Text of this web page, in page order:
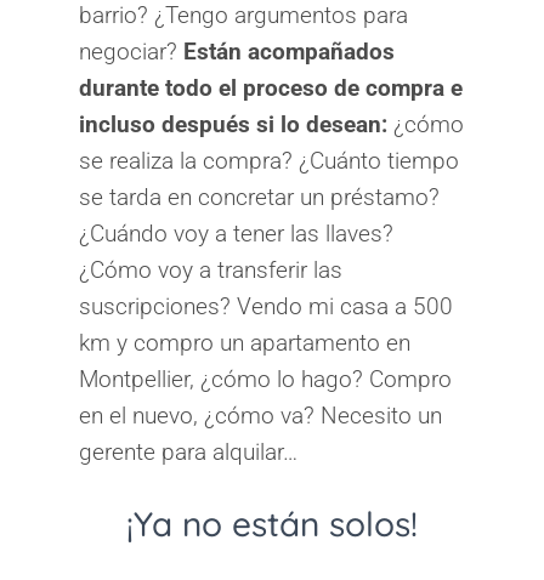
barrio? ¿Tengo argumentos para
negociar? Están acompañados
durante todo el proceso de compra e
incluso después si lo desean: ¿cómo
se realiza la compra? ¿Cuánto tiempo
se tarda en concretar un préstamo?
¿Cuándo voy a tener las llaves?
¿Cómo voy a transferir las
suscripciones? Vendo mi casa a 500
km y compro un apartamento en
Montpellier, ¿cómo lo hago? Compro
en el nuevo, ¿cómo va? Necesito un
gerente para alquilar…
¡Ya no están solos!